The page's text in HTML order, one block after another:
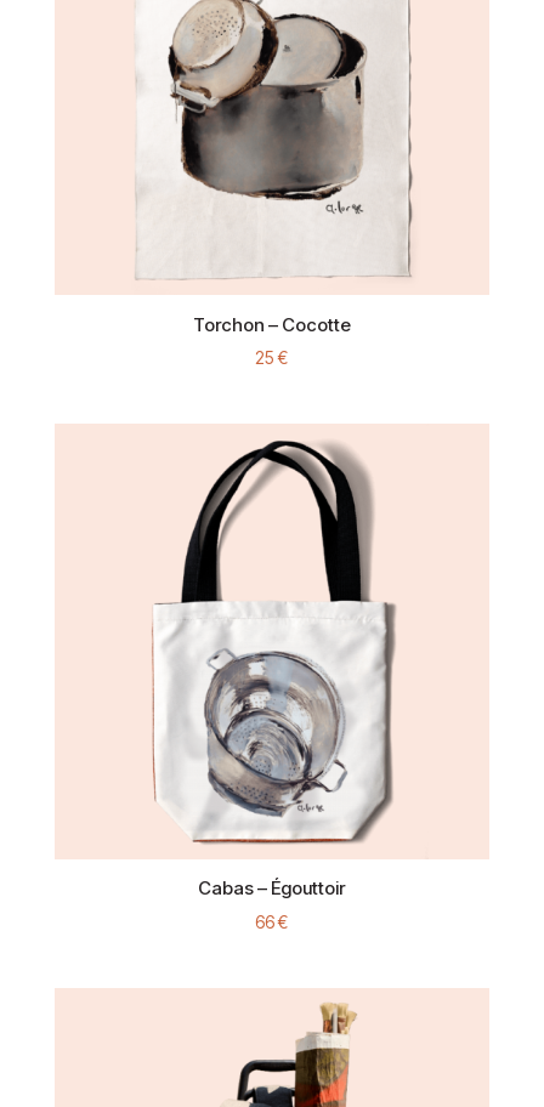
Torchon – Cocotte
25€
Cabas – Égouttoir
66€